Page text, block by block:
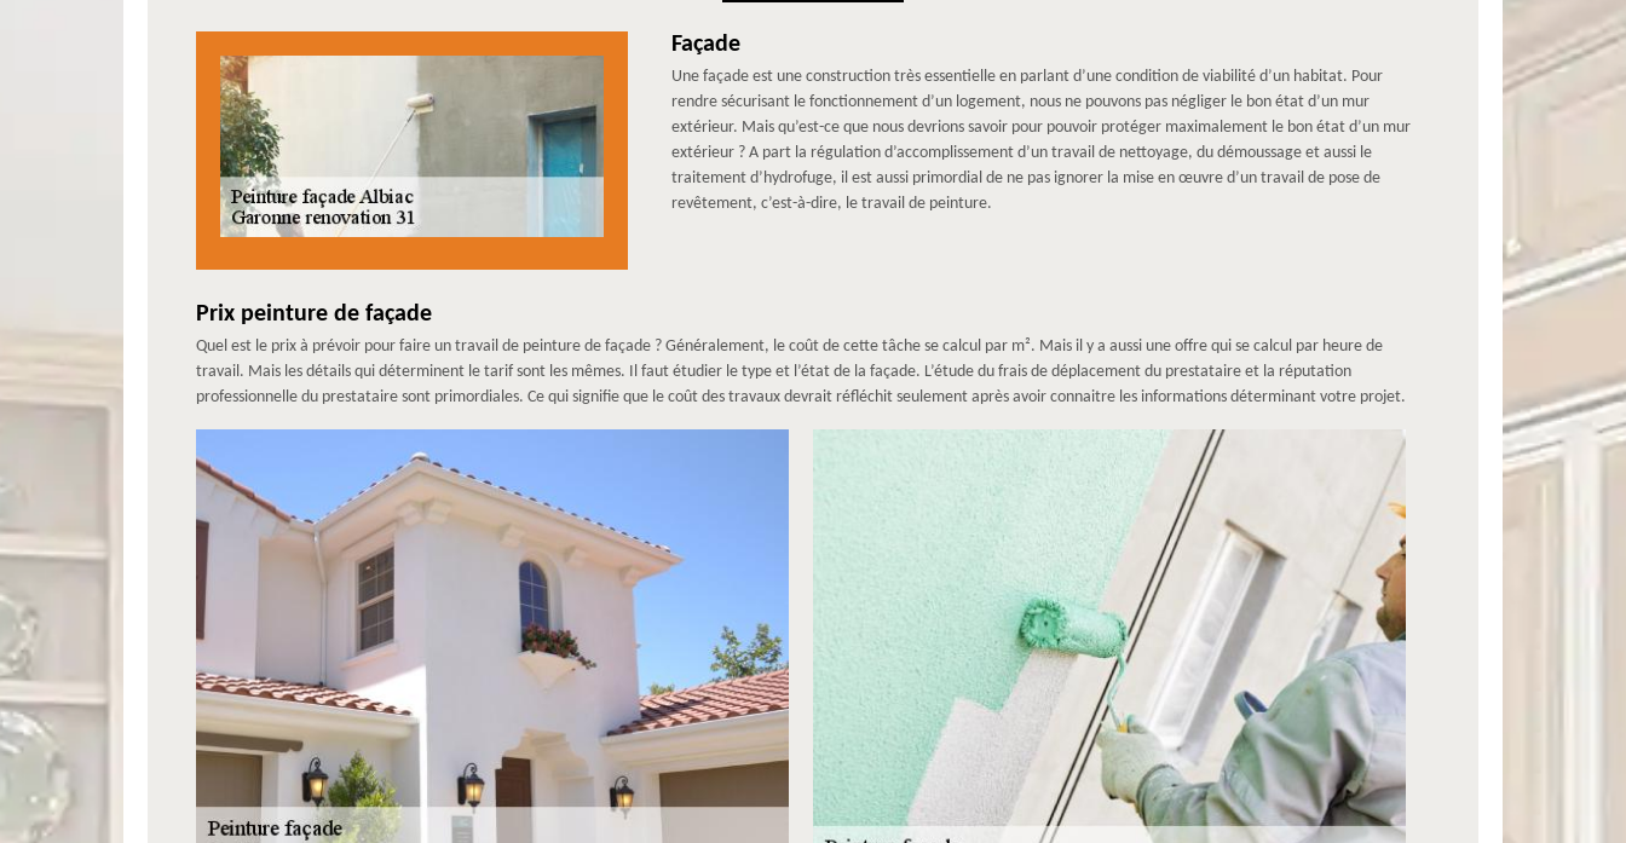
Façade
Une façade est une construction très essentielle en parlant d’une condition de viabilité d’un habitat. Pour
rendre sécurisant le fonctionnement d’un logement, nous ne pouvons pas négliger le bon état d’un mur
extérieur. Mais qu’est-ce que nous devrions savoir pour pouvoir protéger maximalement le bon état d’un mur
extérieur ? A part la régulation d’accomplissement d’un travail de nettoyage, du démoussage et aussi le
traitement d’hydrofuge, il est aussi primordial de ne pas ignorer la mise en œuvre d’un travail de pose de
revêtement, c’est-à-dire, le travail de peinture.
Prix peinture de façade
Quel est le prix à prévoir pour faire un travail de peinture de façade ? Généralement, le coût de cette tâche se calcul par m². Mais il y a aussi une offre qui se calcul par heure de
travail. Mais les détails qui déterminent le tarif sont les mêmes. Il faut étudier le type et l’état de la façade. L’étude du frais de déplacement du prestataire et la réputation
professionnelle du prestataire sont primordiales. Ce qui signifie que le coût des travaux devrait réfléchit seulement après avoir connaitre les informations déterminant votre projet.